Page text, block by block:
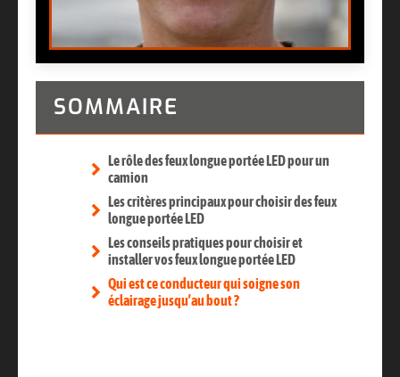
SOMMAIRE
Le rôle des feux longue portée LED pour un
camion
Les critères principaux pour choisir des feux
longue portée LED
Les conseils pratiques pour choisir et
installer vos feux longue portée LED
Qui est ce conducteur qui soigne son
éclairage jusqu’au bout ?